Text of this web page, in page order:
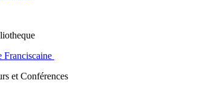
et Conférences